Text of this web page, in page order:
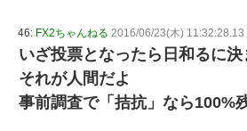
46: FX2ちゃんねる 2016/06/23(木)
いざ投票となったら日和るに
それが人間だよ
事前調査で「拮抗」なら100%